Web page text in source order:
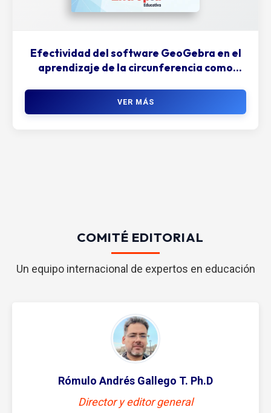
Efectividad del software GeoGebra en el
aprendizaje de la circunferencia como
VER MÁS
COMITÉ EDITORIAL
Un equipo internacional de expertos en educación
Rómulo Andrés Gallego T. Ph.D
Director y editor general